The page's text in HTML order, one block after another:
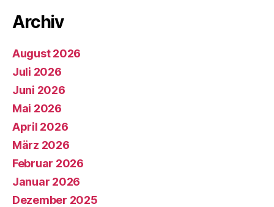
Archiv
August 2026
Juli 2026
Juni 2026
Mai 2026
April 2026
März 2026
Februar 2026
Januar 2026
Dezember 2025